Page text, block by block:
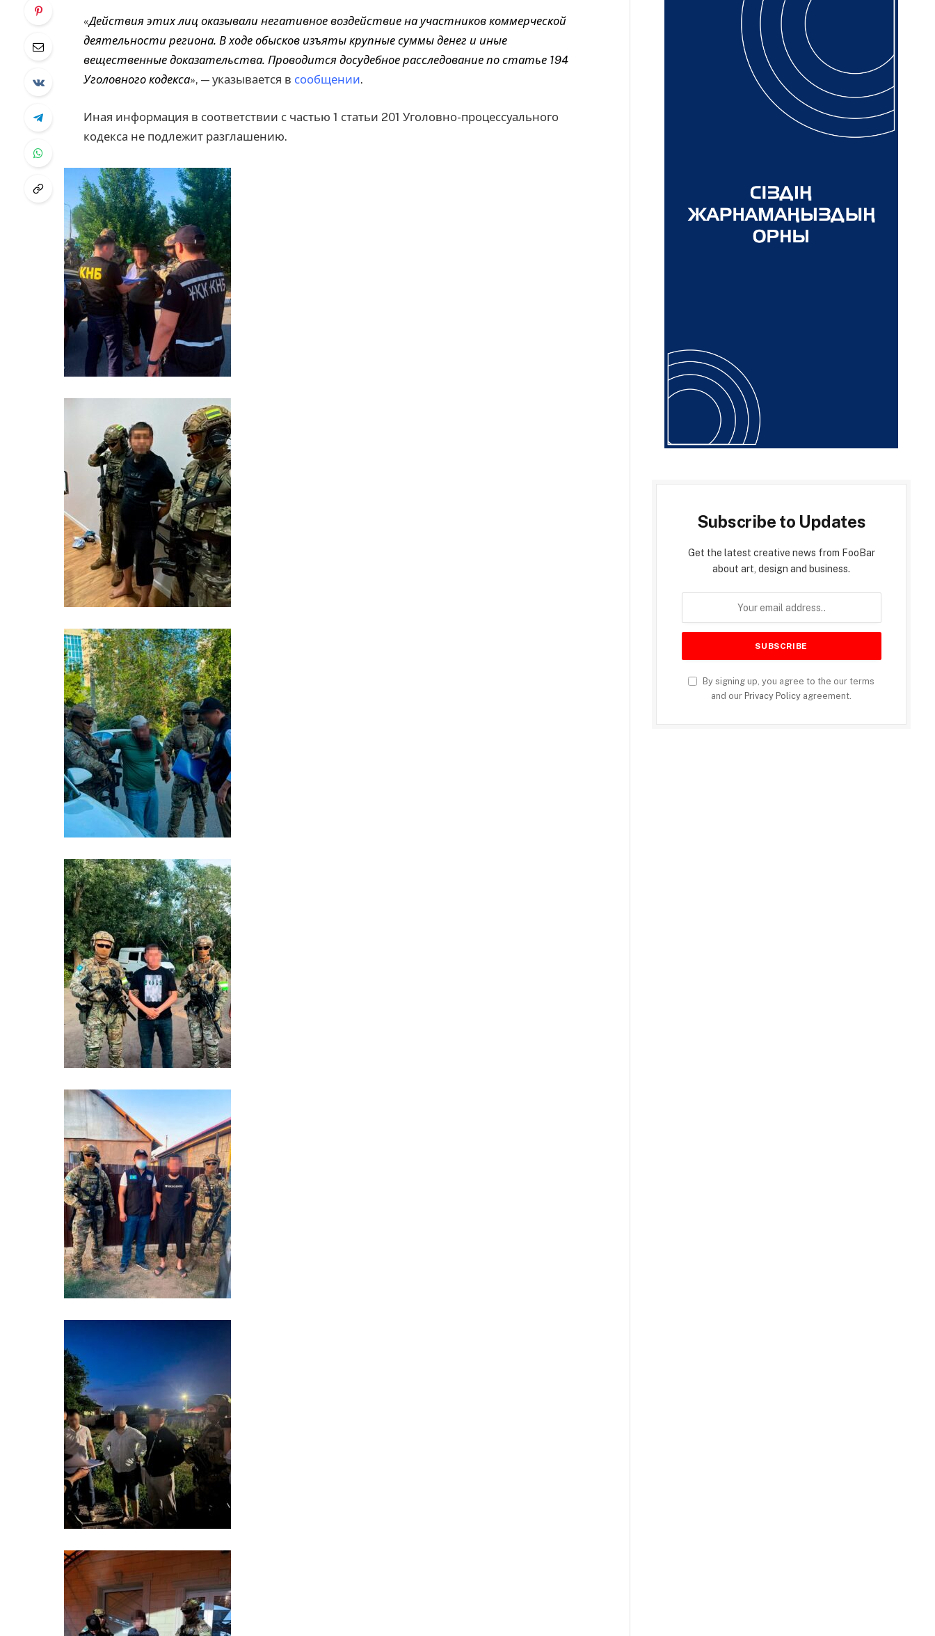
«Действия этих лиц оказывали негативное воздействие на участников коммерческой
деятельности региона. В ходе обысков изъяты крупные суммы денег и иные
вещественные доказательства. Проводится досудебное расследование по статье 194
Уголовного кодекса», — указывается в сообщении.
Иная информация в соответствии с частью 1 статьи 201 Уголовно-процессуального
кодекса не подлежит разглашению.
Subscribe to Updates
Get the latest creative news from FooBar
about art, design and business.
By signing up, you agree to the our terms
and our Privacy Policy agreement.